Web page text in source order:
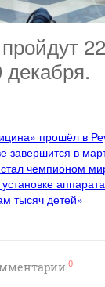
декабря.
прошёл в
завершится в
чемпионом
установке
тысяч детей»
0